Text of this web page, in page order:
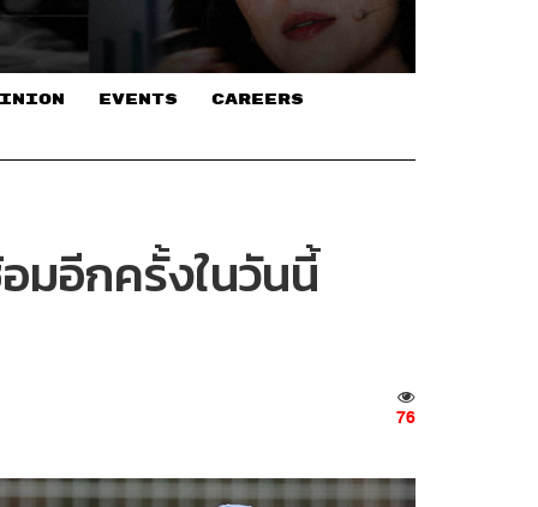
EVENTS CAREERS
อีกครั้งในวันนี้
76